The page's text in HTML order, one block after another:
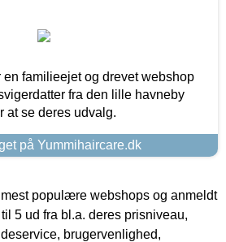
en familieejet og drevet webshop
fra den lille havneby
at se deres udvalg.
på Yummihaircare.dk
populære webshops og anmeldt
5 ud fra bl.a. deres prisniveau,
brugervenlighed,